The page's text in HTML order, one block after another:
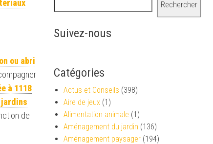
ou abri
à 1118
de
Rechercher
Suivez-nous
Catégories
Actus et Conseils (398)
Aire de jeux (1)
Alimentation animale (1)
Aménagement du jardin (136)
Aménagement paysager (194)